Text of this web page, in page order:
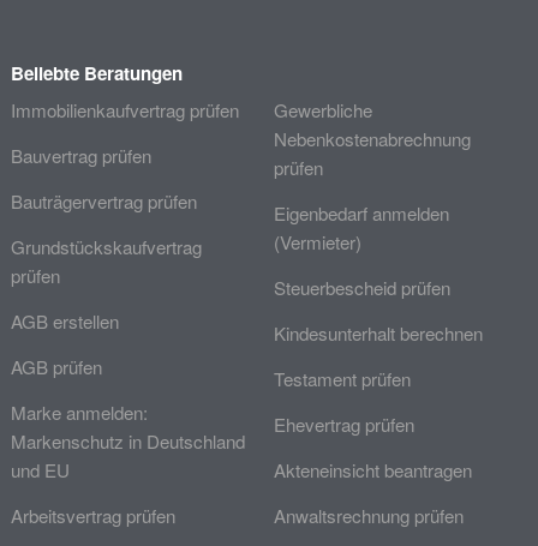
Beliebte Beratungen
Immobilienkaufvertrag prüfen
Bauvertrag prüfen
Bauträgervertrag prüfen
Grundstückskaufvertrag
prüfen
AGB erstellen
AGB prüfen
Marke anmelden:
Markenschutz in Deutschland
und EU
Arbeitsvertrag prüfen
Gewerbliche
Nebenkostenabrechnung
prüfen
Eigenbedarf anmelden
(Vermieter)
Steuerbescheid prüfen
Kindesunterhalt berechnen
Testament prüfen
Ehevertrag prüfen
Akteneinsicht beantragen
Anwaltsrechnung prüfen